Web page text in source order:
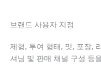
브랜드 사용자 지정
제형, 투여 형태, 맛, 포장,
셔닝 및 판매 채널 구성 등